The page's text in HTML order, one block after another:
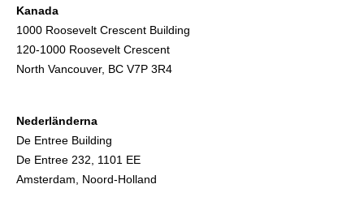
Kanada
1000 Roosevelt Crescent Building
120-1000 Roosevelt Crescent
North Vancouver, BC V7P 3R4
Nederländerna
De Entree Building
De Entree 232, 1101 EE
Amsterdam, Noord-Holland